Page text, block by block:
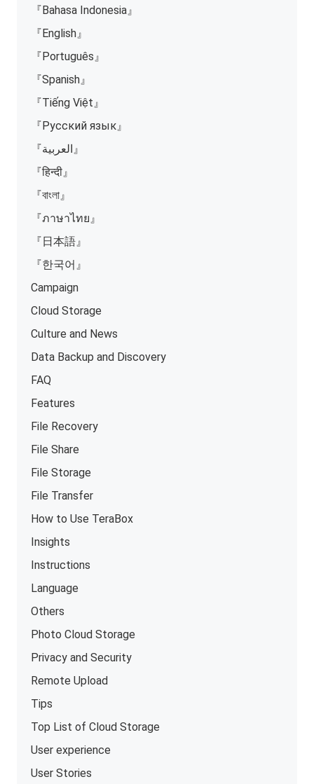
『Bahasa Indonesia』
『English』
『Português』
『Spanish』
『Tiếng Việt』
『Русский язык』
『العربية』
『हिन्दी』
『বাংলা』
『ภาษาไทย』
『日本語』
『한국어』
Campaign
Cloud Storage
Culture and News
Data Backup and Discovery
FAQ
Features
File Recovery
File Share
File Storage
File Transfer
How to Use TeraBox
Insights
Instructions
Language
Others
Photo Cloud Storage
Privacy and Security
Remote Upload
Tips
Top List of Cloud Storage
User experience
User Stories